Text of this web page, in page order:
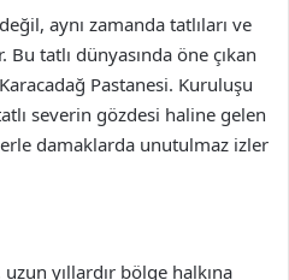
aynı zamanda tatlıları ve
tatlı dünyasında öne çıkan
Pastanesi. Kuruluşu
severin gözdesi haline gelen
damaklarda unutulmaz izler
yıllardır bölge halkına